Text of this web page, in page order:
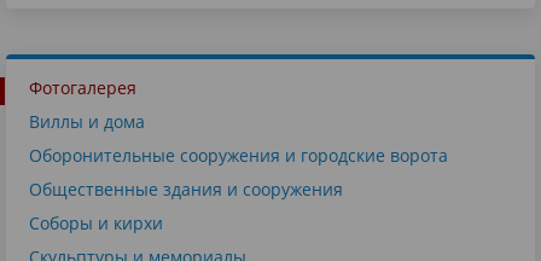
Фотогалерея
Виллы и дома
Оборонительные сооружения и городские ворота
Общественные здания и сооружения
Соборы и кирхи